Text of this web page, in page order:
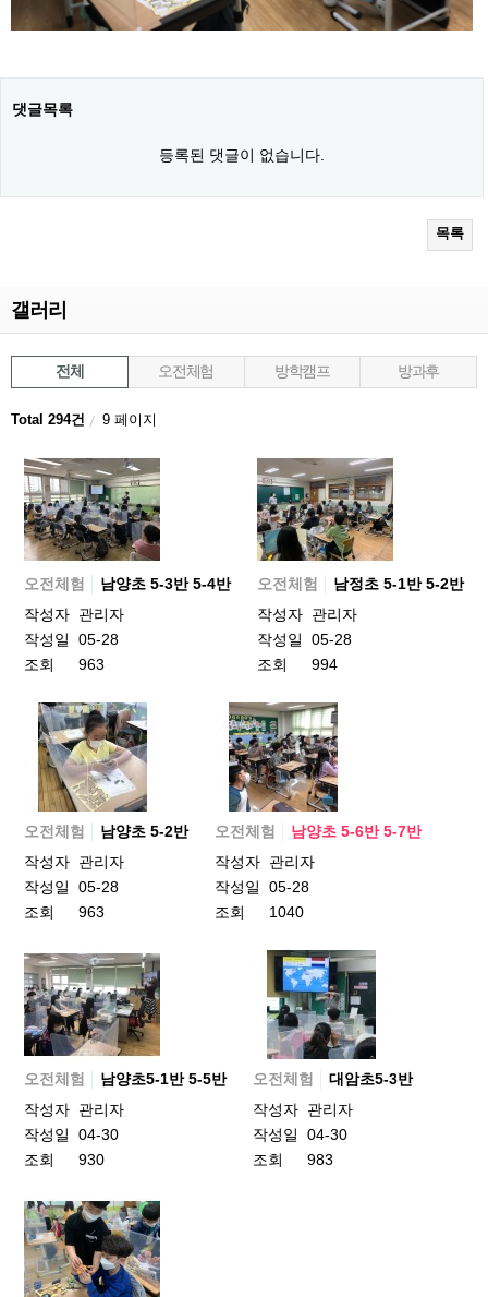
댓글목록
등록된 댓글이 없습니다.
목록
갤러리
전체 오전체험 방학캠프 방과후
Total 294건 9 페이지
오전체험
남양초 5-3반 5-4반
작성자 관리자
작성일
05-28
조회
963
오전체험
남정초 5-1반 5-2반
작성자 관리자
작성일
05-28
조회
994
오전체험
남양초 5-2반
작성자 관리자
작성일
05-28
조회
963
오전체험
남양초 5-6반 5-7반
작성자 관리자
작성일
05-28
조회
1040
오전체험
남양초5-1반 5-5반
작성자 관리자
작성일
04-30
조회
930
오전체험
대암초5-3반
작성자 관리자
작성일
04-30
조회
983